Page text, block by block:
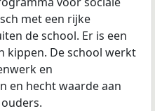
met een rijke
de school. Er is een
kippen. De school werkt
en
en hecht waarde aan